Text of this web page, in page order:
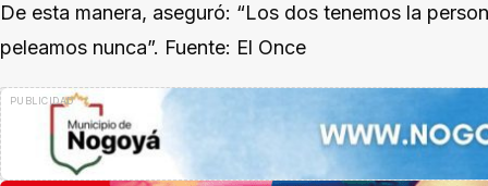
De esta manera, aseguró: “Los dos tenemos la
peleamos nunca”. Fuente: El Once